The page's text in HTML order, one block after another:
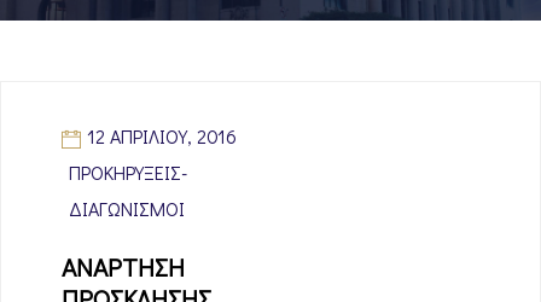
12 ΑΠΡΙΛΊΟΥ, 2016
ΠΡΟΚΗΡΎΞΕΙΣ-
ΔΙΑΓΩΝΙΣΜΟΊ
ΑΝΑΡΤΗΣΗ